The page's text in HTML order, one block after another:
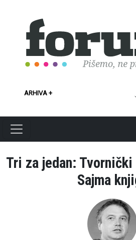
ARHIVA +
Tri za jedan:
Sajma